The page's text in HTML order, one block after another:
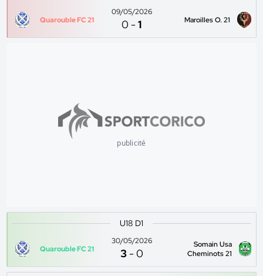
Quarouble FC 21
09/05/2026
0 -1 Maroilles O. 21
publicité
U18 D1
Quarouble FC 21
30/05/2026
3 -0
Somain Usa
Cheminots 21